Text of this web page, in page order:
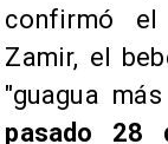
confirmó el
Zamir, el
"guagua
pasado 28